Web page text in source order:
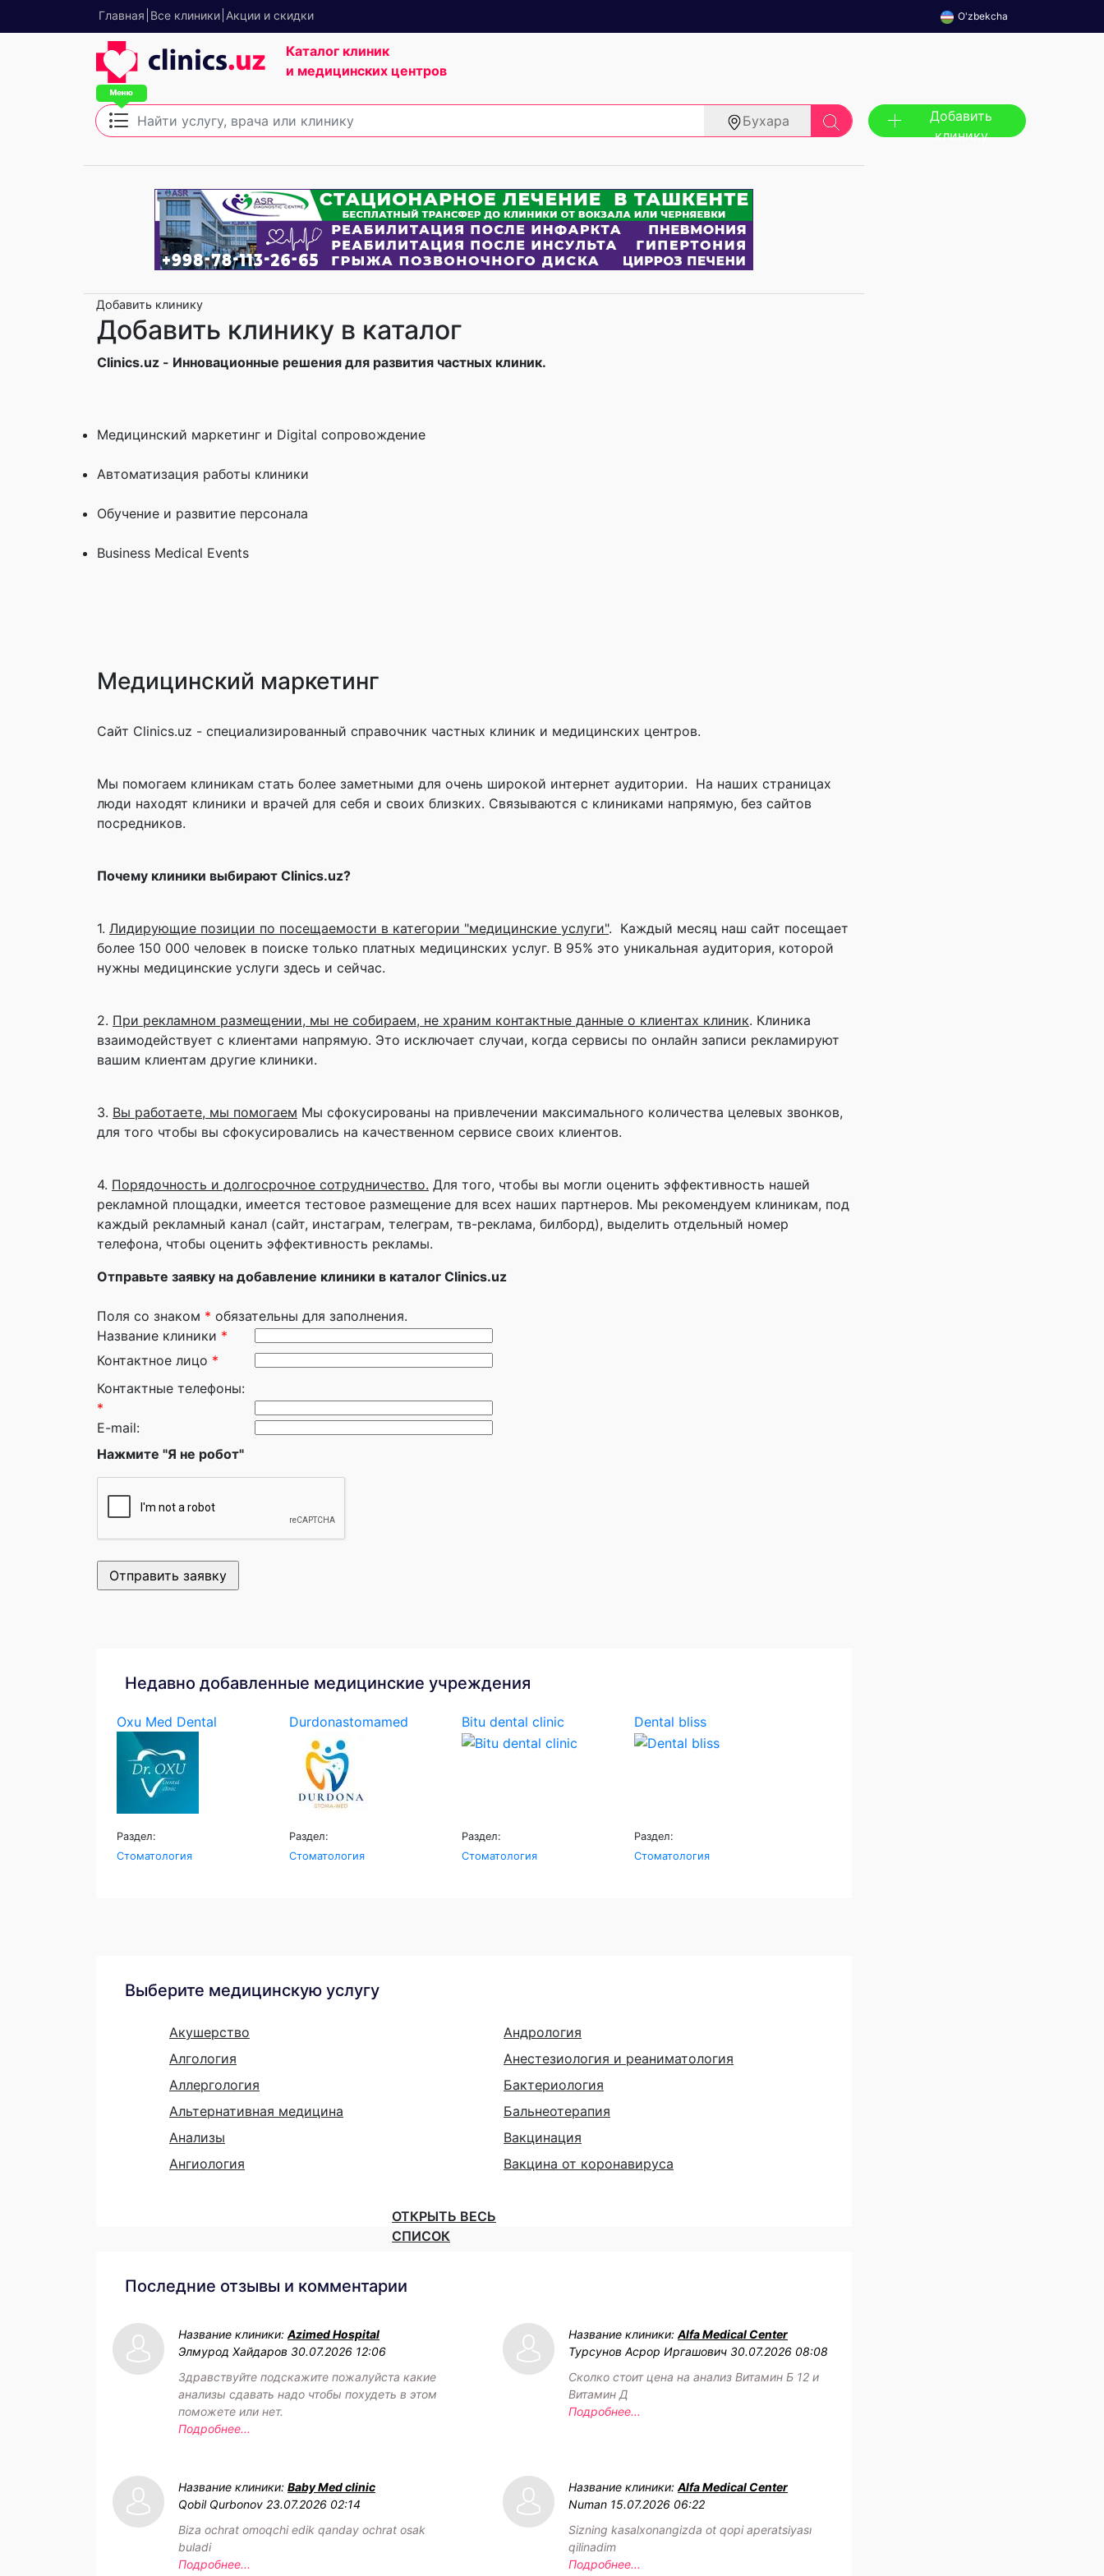
Главная Все клиники Акции и скидки O'zbekcha
Каталог клиник
и медицинских центров
Бухара
Добавить
клинику
Добавить клинику
Добавить клинику в каталог
Clinics.uz - Инновационные решения для развития частных клиник.
Медицинский маркетинг и Digital сопровождение
Автоматизация работы клиники
Обучение и развитие персонала
Business Medical Events
Медицинский маркетинг
Сайт Clinics.uz - специализированный справочник частных клиник и медицинских центров.
Мы помогаем клиникам стать более заметными для очень широкой интернет аудитории. На наших страницах
люди находят клиники и врачей для себя и своих близких. Связываются с клиниками напрямую, без сайтов
посредников.
Почему клиники выбирают Clinics.uz?
1. Лидирующие позиции по посещаемости в категории "медицинские услуги". Каждый месяц наш сайт посещает
более 150 000 человек в поиске только платных медицинских услуг. В 95% это уникальная аудитория, которой
нужны медицинские услуги здесь и сейчас.
2. При рекламном размещении, мы не собираем, не храним контактные данные о клиентах клиник. Клиника
взаимодействует с клиентами напрямую. Это исключает случаи, когда сервисы по онлайн записи рекламируют
вашим клиентам другие клиники.
3. Вы работаете, мы помогаем Мы сфокусированы на привлечении максимального количества целевых звонков,
для того чтобы вы сфокусировались на качественном сервисе своих клиентов.
4. Порядочность и долгосрочное сотрудничество. Для того, чтобы вы могли оценить эффективность нашей
рекламной площадки, имеется тестовое размещение для всех наших партнеров. Мы рекомендуем клиникам, под
каждый рекламный канал (сайт, инстаграм, телеграм, тв-реклама, билборд), выделить отдельный номер
телефона, чтобы оценить эффективность рекламы.
Отправьте заявку на добавление клиники в каталог Clinics.uz
Поля со знаком * обязательны для заполнения.
Название клиники *
Контактное лицо *
Контактные телефоны:
*
E-mail:
Нажмите "Я не робот"
Недавно добавленные медицинские учреждения
Oxu Med Dental
Раздел:
Стоматология
Durdonastomamed
Раздел:
Стоматология
Bitu dental clinic
Раздел:
Стоматология
Dental bliss
Раздел:
Стоматология
Выберите медицинскую услугу
Акушерство
Алгология
Аллергология
Альтернативная медицина
Анализы
Ангиология
Андрология
Анестезиология и реаниматология
Бактериология
Бальнеотерапия
Вакцинация
Вакцина от коронавируса
ОТКРЫТЬ ВЕСЬ
СПИСОК
Последние отзывы и комментарии
Название клиники: Azimed Hospital
Элмурод Хайдаров 30.07.2026 12:06
Здравствуйте подскажите пожалуйста какие
анализы сдавать надо чтобы похудеть в этом
поможете или нет.
Подробнее...
Название клиники: Alfa Medical Center
Турсунов Асрор Иргашович 30.07.2026 08:08
Сколко стоит цена на анализ Витамин Б 12 и
Витамин Д
Подробнее...
Название клиники: Baby Med clinic
Qobil Qurbonov 23.07.2026 02:14
Biza ochrat omoqchi edik qanday ochrat osak
buladi
Подробнее...
Название клиники: Alfa Medical Center
Numan 15.07.2026 06:22
Sizning kasalxonangizda ot qopi aperatsiyası
qilinadim
Подробнее...